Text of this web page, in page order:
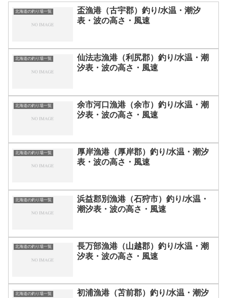
北海道の釣り場一覧
盃漁港（古宇郡）釣り/水温・潮汐
表・波の高さ・風速
北海道の釣り場一覧
仙法志漁港（利尻郡）釣り/水温・潮
汐表・波の高さ・風速
北海道の釣り場一覧
余市河口漁港（余市）釣り/水温・潮
汐表・波の高さ・風速
北海道の釣り場一覧
厚岸漁港（厚岸郡）釣り/水温・潮汐
表・波の高さ・風速
北海道の釣り場一覧
浜益郡別漁港（石狩市）釣り/水温・
潮汐表・波の高さ・風速
北海道の釣り場一覧
長万部漁港（山越郡）釣り/水温・潮
汐表・波の高さ・風速
北海道の釣り場一覧
初浦漁港（苫前郡）釣り/水温・潮汐